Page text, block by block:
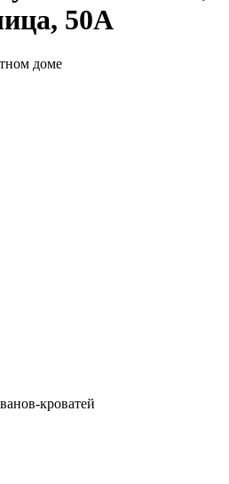
50А
доме
кроватей